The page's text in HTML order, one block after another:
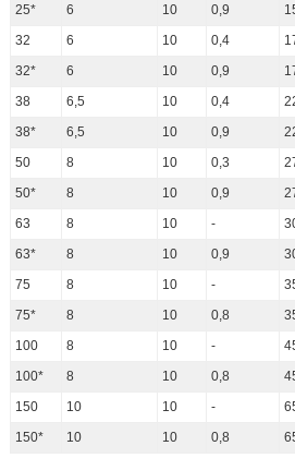
25*
6 10 0,9
32
6 10 0,4
32*
6 10 0,9
38
6,5 10 0,4
38*
6,5 10 0,9
50
8 10 0,3
50*
8 10 0,9
63
8 10 -
63*
8 10 0,9
75
8 10 -
75*
8 10 0,8
100
8 10 -
100*
8 10 0,8
150
10 10 -
150*
10 10 0,8